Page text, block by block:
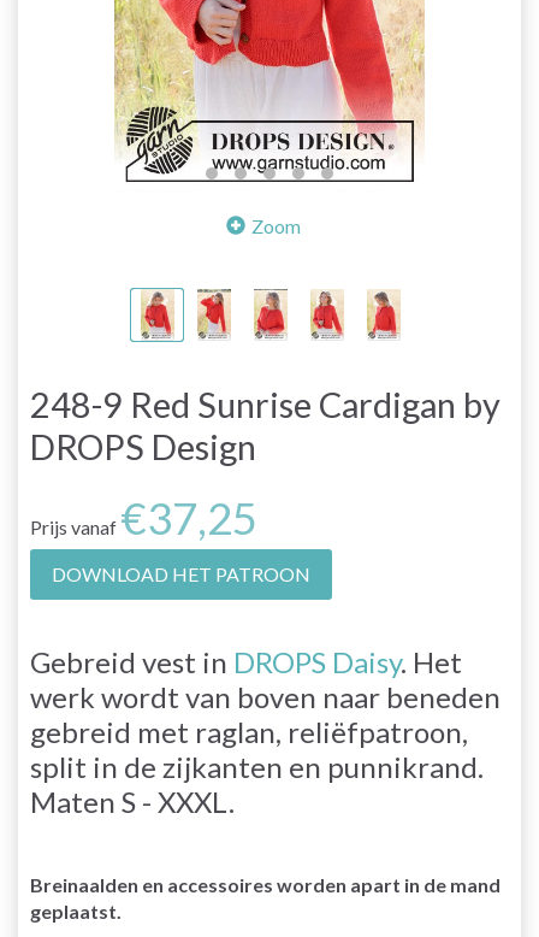
Zoom
248-9 Red Sunrise Cardigan by
DROPS Design
Prijs vanaf €37,25
DOWNLOAD HET PATROON
Gebreid vest in DROPS Daisy. Het
werk wordt van boven naar beneden
gebreid met raglan, reliëfpatroon,
split in de zijkanten en punnikrand.
Maten S - XXXL.
Breinaalden en accessoires worden apart in de mand
geplaatst.